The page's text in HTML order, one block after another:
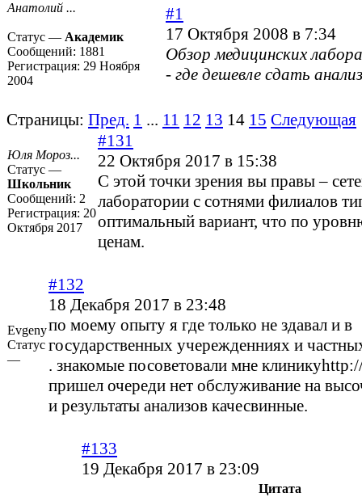
Анатолий ...
Статус — Академик
Сообщений: 1881
Регистрация: 29 Ноября
2004
#1
17 Октября 2008 в 7:34
Обзор медицинских
- где дешевле сдать
Страницы: Пред. 1 ... 11 12 13 14 15 Следующая
Юля Мороз...
Статус —
Школьник
Сообщений: 2
Регистрация: 20
Октября 2017
#131
22 Октября 2017 в 15:38
С этой точки зрения вы правы –
лаборатории с сотнями филиалов
оптимальный вариант, что по
ценам.
Evgeny
Статус
—
#132
18 Декабря 2017 в 23:48
по моему опыту я где только не здавал и в
государственных учережденниях и
. знакомые посоветовали мне
пришел очереди нет обслуживание на
и результаты анализов качесвинные.
#133
19 Декабря 2017 в 23:09
Цитата